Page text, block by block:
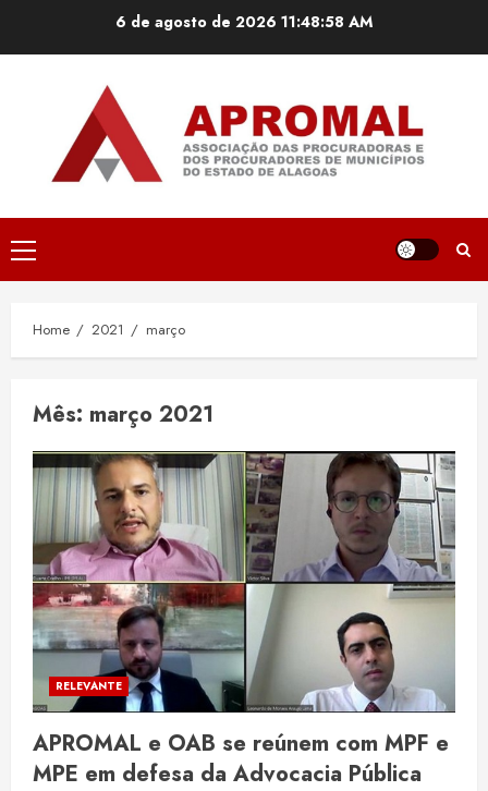
6 de agosto de 2026 11:48:59 AM
Primary
Menu
Home 2021 março
Mês: março 2021
RELEVANTE
APROMAL e OAB se reúnem com MPF e
MPE em defesa da Advocacia Pública